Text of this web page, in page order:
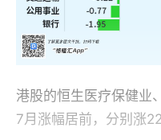
港股的恒生医疗保健业
7月涨幅居前，分别涨